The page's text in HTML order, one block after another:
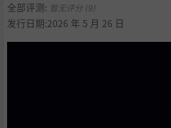
全部评测: 暂无评分 (9)
发行日期:2026 年 5 月 26 日